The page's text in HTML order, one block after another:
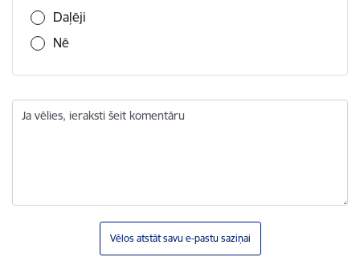
Daļēji
Nē
Ja vēlies, ieraksti šeit komentāru
Vēlos atstāt savu e-pastu saziņai